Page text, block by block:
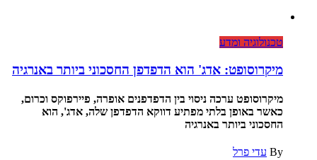
טכנולוגיה ומדע
מיקרוסופט: אדג' הוא הדפדפן החסכוני ביותר באנרגיה
מיקרוסופט ערכה ניסוי בין הדפדפנים אופרה, פיירפוקס וכרום,
כאשר באופן בלתי מפתיע דווקא הדפדפן שלה, אדג', הוא
החסכוני ביותר באנרגיה
By עדי פרל